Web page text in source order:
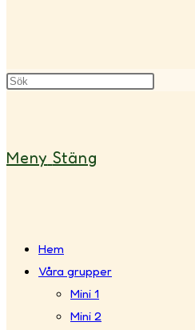
Meny Stäng
Hem
Våra grupper
Mini 1
Mini 2